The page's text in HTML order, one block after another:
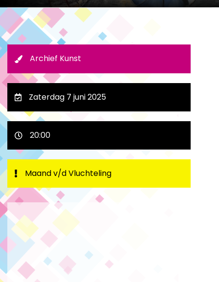
Archief Kunst
Zaterdag 7 juni 2025
20:00
Maand v/d Vluchteling